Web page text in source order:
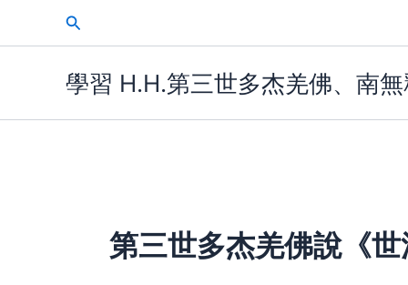
Search
學習 H.H.第三世多杰羌佛、南
第三世多杰羌佛說《